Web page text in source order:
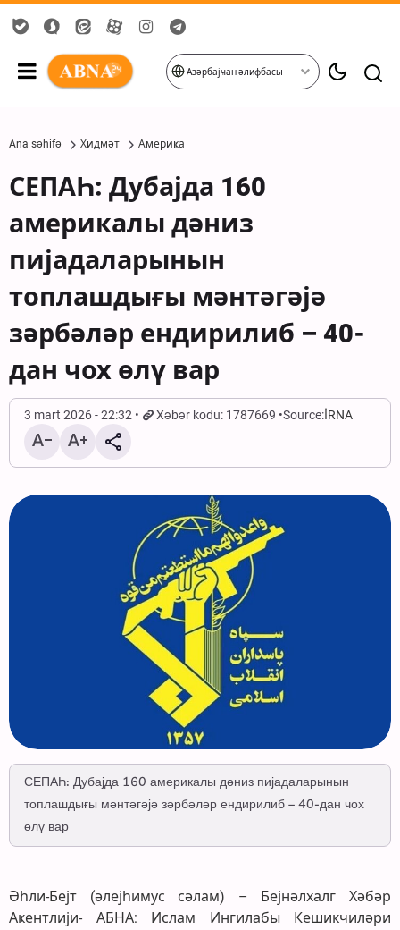
Азәрбајҹан әлифбасы
Ana səhifə Хидмәт Америҝа
СЕПАҺ: Дубајда 160
америкалы дәниз
пијадаларынын
топлашдығы мәнтәгәјә
зәрбәләр ендирилиб – 40-
дан чох өлү вар
3 mart 2026 - 22:32 Xəbər kodu: 1787669 Source:İRNA
СЕПАҺ: Дубајда 160 америкалы дәниз пијадаларынын
топлашдығы мәнтәгәјә зәрбәләр ендирилиб – 40-дан чох
өлү вар
Әһли-Бејт (әлејһимус сәлам) – Бејнәлхалг Хәбәр
Аҝентлији- АБНА: Ислам Ингилабы Кешикчиләри